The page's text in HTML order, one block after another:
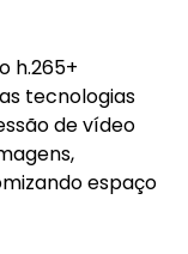
h.265+
tecnologias
de vídeo
espaço